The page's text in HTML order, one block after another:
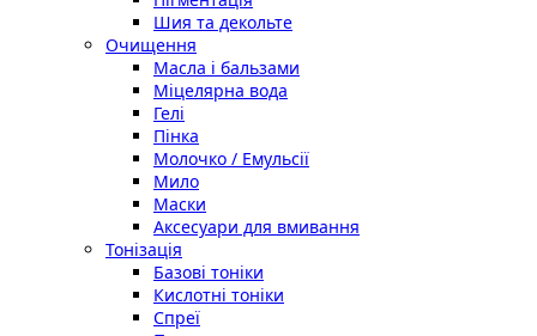
Шия та декольте
Очищення
Масла і бальзами
Міцелярна вода
Гелі
Пінка
Молочко / Емульсії
Мило
Маски
Аксесуари для вмивання
Тонізація
Базові тоніки
Кислотні тоніки
Спреї